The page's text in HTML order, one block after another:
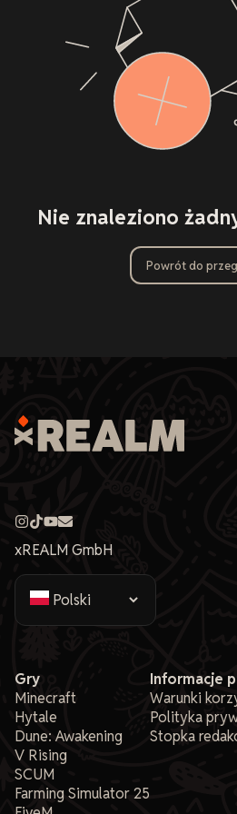
Nie znaleziono
Powrót do
xREALM GmbH
Gry
Minecraft
Hytale
Dune: Awakening
V Rising
SCUM
Farming Simulator 25
Informacje
Warunki
Polityka
Stopka